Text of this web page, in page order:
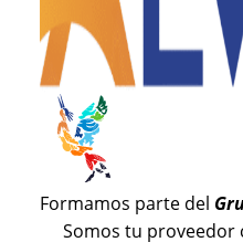
Formamos parte del
Somos tu proveedor